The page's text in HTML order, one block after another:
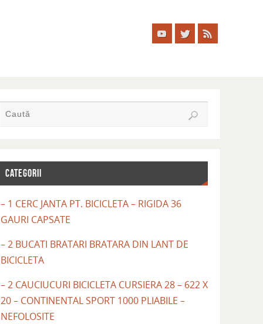
CATEGORII
– 1 CERC JANTA PT. BICICLETA – RIGIDA 36
GAURI CAPSATE
– 2 BUCATI BRATARI BRATARA DIN LANT DE
BICICLETA
– 2 CAUCIUCURI BICICLETA CURSIERA 28 – 622 X
20 – CONTINENTAL SPORT 1000 PLIABILE –
NEFOLOSITE